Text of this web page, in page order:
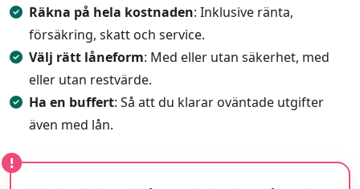
Räkna på hela kostnaden: Inklusive ränta,
försäkring, skatt och service.
Välj rätt låneform: Med eller utan säkerhet, med
eller utan restvärde.
Ha en buffert: Så att du klarar oväntade utgifter
även med lån.